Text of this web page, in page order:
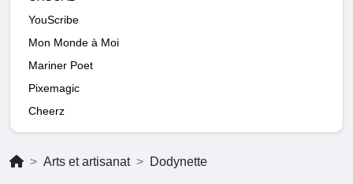
YouScribe
Mon Monde à Moi
Mariner Poet
Pixemagic
Cheerz
Arts et artisanat Dodynette